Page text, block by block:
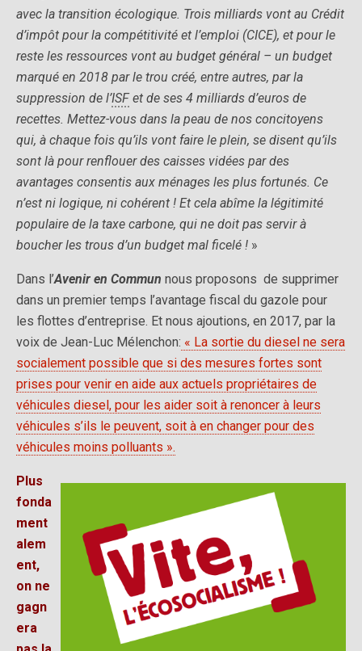
avec la transition écologique. Trois milliards vont au Crédit
d’impôt pour la compétitivité et l’emploi (CICE), et pour le
reste les ressources vont au budget général – un budget
marqué en 2018 par le trou créé, entre autres, par la
suppression de l’ISFet de ses 4 milliards d’euros de
recettes. Mettez-vous dans la peau de nos concitoyens
qui, à chaque fois qu’ils vont faire le plein, se disent qu’ils
sont là pour renflouer des caisses vidées par des
avantages consentis aux ménages les plus fortunés. Ce
n’est ni logique, ni cohérent ! Et cela abîme la légitimité
populaire de la taxe carbone, qui ne doit pas servir à
boucher les trous d’un budget mal ficelé ! »
Dans l’Avenir en Commun nous proposons de supprimer
dans un premier temps l’avantage fiscal du gazole pour
les flottes d’entreprise. Et nous ajoutions, en 2017, par la
voix de Jean-Luc Mélenchon: « La sortie du diesel ne sera
socialement possible que si des mesures fortes sont
prises pour venir en aide aux actuels propriétaires de
véhicules diesel, pour les aider soit à renoncer à leurs
véhicules s’ils le peuvent, soit à en changer pour des
véhicules moins polluants ».
Plus
fonda
ment
alem
ent,
on ne
gagn
era